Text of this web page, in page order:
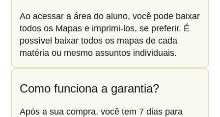
Ao acessar a área do aluno, você pode baixar
todos os Mapas e imprimi-los, se preferir. É
possível baixar todos os mapas de cada
matéria ou mesmo assuntos individuais.
Como funciona a garantia?
Após a sua compra, você tem 7 dias para